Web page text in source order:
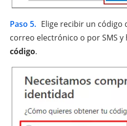
Paso 5. Elige recibir un código
correo electrónico o por SMS y
código.